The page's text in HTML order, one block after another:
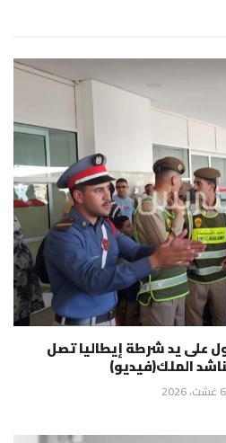
على يد شرطة إيطاليا تصل
الملك(فيديو)
6 غشت، 2026